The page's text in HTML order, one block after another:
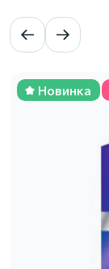
Новинка